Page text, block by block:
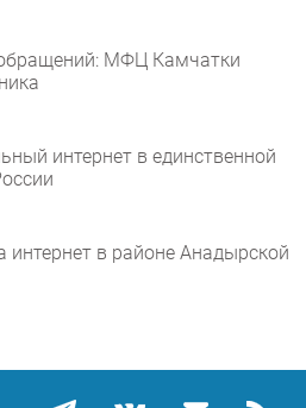
МФЦ Камчатки
интернет в единственной
интернет в районе Анадырской